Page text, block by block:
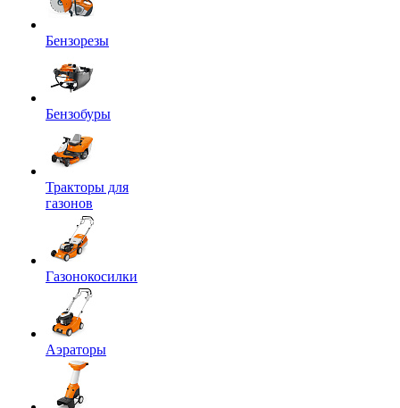
Бензорезы
Бензобуры
Тракторы для
газонов
Газонокосилки
Аэраторы